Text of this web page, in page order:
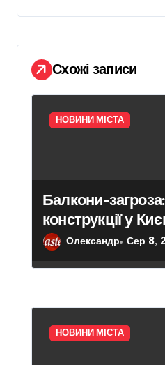
с
і
в
Схожі записи
НОВИНИ МІСТА
Балкони-
конструкції у
фасади будинків
Олександр Сер 8,
НОВИНИ МІСТА